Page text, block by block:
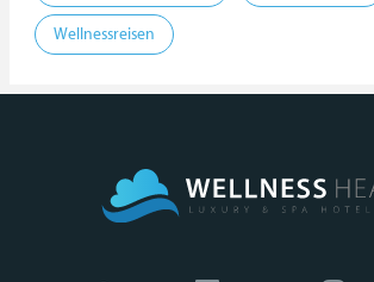
Wellnessreisen